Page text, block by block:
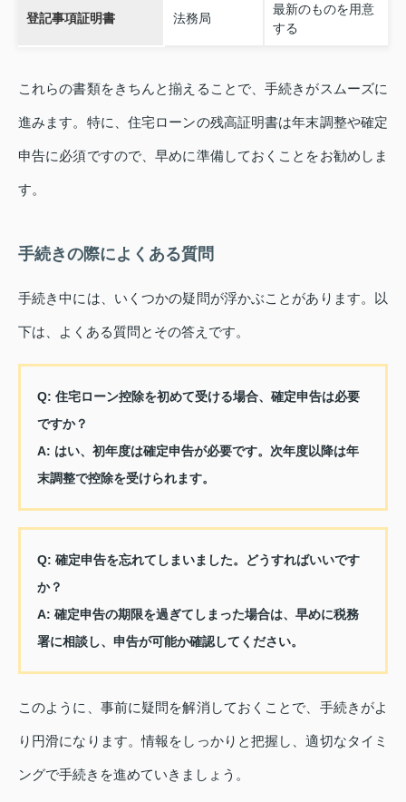
登記事項証明書 法務局
最新のものを用意
する
これらの書類をきちんと揃えることで、手続きがスムーズに
進みます。特に、住宅ローンの残高証明書は年末調整や確定
申告に必須ですので、早めに準備しておくことをお勧めしま
す。
手続きの際によくある質問
手続き中には、いくつかの疑問が浮かぶことがあります。以
下は、よくある質問とその答えです。
Q: 住宅ローン控除を初めて受ける場合、確定申告は必要
ですか？
A: はい、初年度は確定申告が必要です。次年度以降は年
末調整で控除を受けられます。
Q: 確定申告を忘れてしまいました。どうすればいいです
か？
A: 確定申告の期限を過ぎてしまった場合は、早めに税務
署に相談し、申告が可能か確認してください。
このように、事前に疑問を解消しておくことで、手続きがよ
り円滑になります。情報をしっかりと把握し、適切なタイミ
ングで手続きを進めていきましょう。